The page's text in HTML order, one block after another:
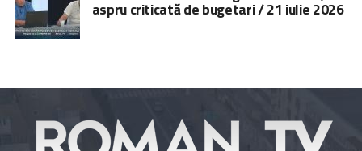
aspru criticată de bugetari / 21 iulie 2026